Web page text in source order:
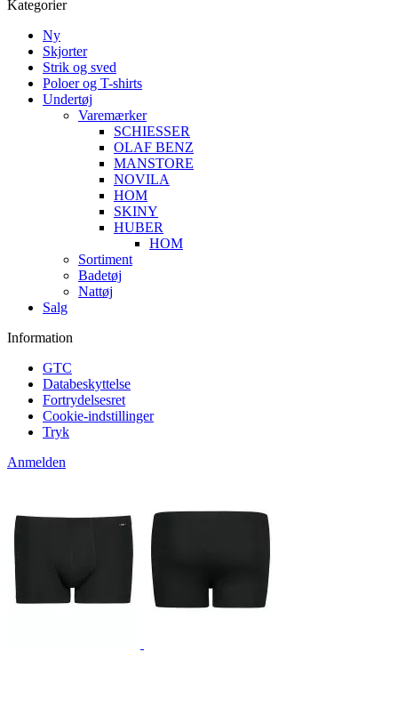
Kategorier
Ny
Skjorter
Strik og sved
Poloer og T-shirts
Undertøj
Varemærker
SCHIESSER
OLAF BENZ
MANSTORE
NOVILA
HOM
SKINY
HUBER
HOM
Sortiment
Badetøj
Nattøj
Salg
Information
GTC
Databeskyttelse
Fortrydelsesret
Cookie-indstillinger
Tryk
Anmelden